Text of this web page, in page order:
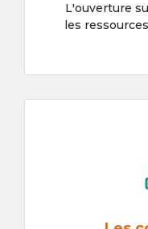
L'ouverture
les